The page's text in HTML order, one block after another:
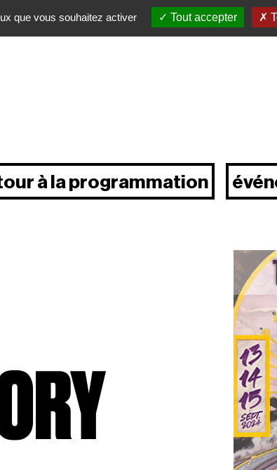
à la programmation
que vous souhaitez activer Tout accepter